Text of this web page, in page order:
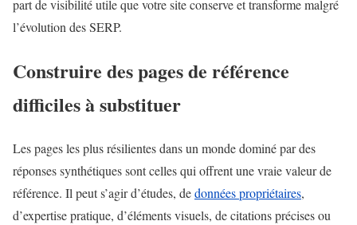
part de visibilité utile que votre site conserve et transforme malgré
l’évolution des SERP.
Construire des pages de référence
difficiles à substituer
Les pages les plus résilientes dans un monde dominé par des
réponses synthétiques sont celles qui offrent une vraie valeur de
référence. Il peut s’agir d’études, dedonnées propriétaires,
d’expertise pratique, d’éléments visuels, de citations précises ou